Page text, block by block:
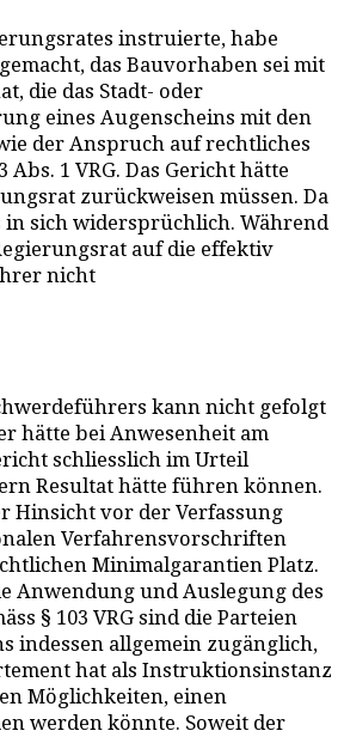
instruierte, habe
das Bauvorhaben sei mit
die das Stadt- oder
eines Augenscheins mit den
der Anspruch auf rechtliches
1 VRG. Das Gericht hätte
zurückweisen müssen. Da
sich widersprüchlich. Während
auf die effektiv
nicht
kann nicht gefolgt
hätte bei Anwesenheit am
schliesslich im Urteil
Resultat hätte führen können.
Hinsicht vor der Verfassung
Verfahrensvorschriften
Minimalgarantien Platz.
Anwendung und Auslegung des
§ 103 VRG sind die Parteien
indessen allgemein zugänglich,
hat als Instruktionsinstanz
Möglichkeiten, einen
werden könnte. Soweit der